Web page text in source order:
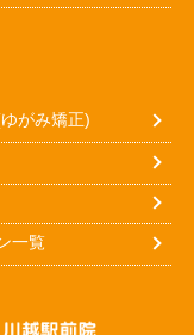
がみ矯正)
一覧